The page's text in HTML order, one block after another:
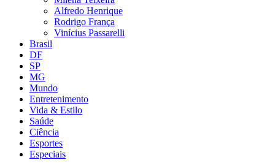
Alfredo Henrique
Rodrigo França
Vinícius Passarelli
Brasil
DF
SP
MG
Mundo
Entretenimento
Vida & Estilo
Saúde
Ciência
Esportes
Especiais